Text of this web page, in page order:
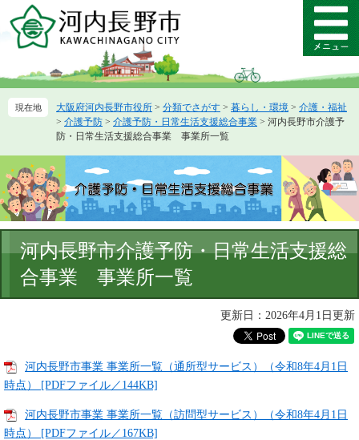
ー
先
ニ
を
文
へ
メ
ニ
ー
大阪府河内長野市役所 > 分類でさがす > 暮らし・環境 > 介護・福祉
> 介護予防 > 介護予防・日常生活支援総合事業 > 河内長野市介護予
防・日常生活支援総合事業 事業所一覧
文
河内長野市介護予防・日常生活支援総
合事業 事業所一覧
更新日：2026年4月1日更新
河内長野市事業 事業所一覧（通所型サービス）（令和8年4月1日
時点） [PDFファイル／144KB]
河内長野市事業 事業所一覧（訪問型サービス）（令和8年4月1日
時点） [PDFファイル／167KB]